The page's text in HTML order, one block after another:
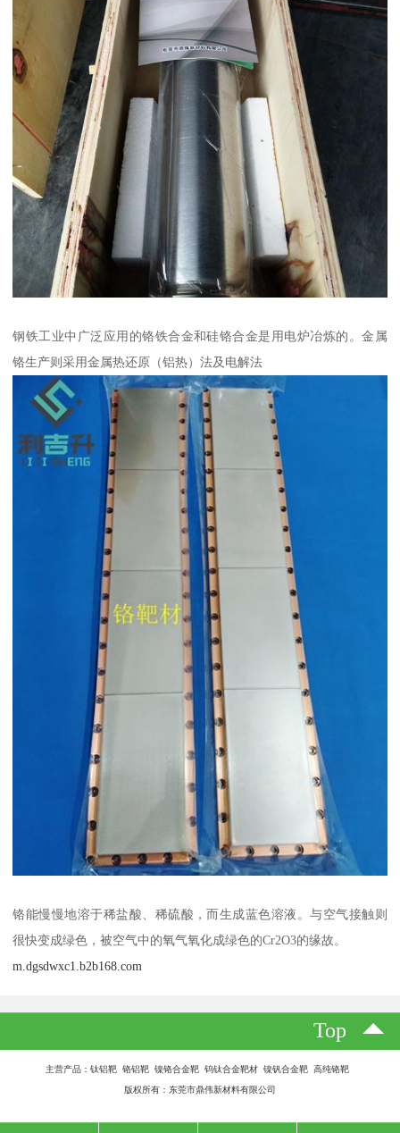
钢铁工业中广泛应用的铬铁合金和硅铬合金是用电炉冶炼的。金属
铬生产则采用金属热还原（铝热）法及电解法
铬能慢慢地溶于稀盐酸、稀硫酸，而生成蓝色溶液。与空气接触则
很快变成绿色，被空气中的氧气氧化成绿色的Cr2O3的缘故。
m.dgsdwxc1.b2b168.com
Top
主营产品：钛铝靶 铬铝靶 镍铬合金靶 钨钛合金靶材 镍钒合金靶 高纯铬靶
版权所有：东莞市鼎伟新材料有限公司